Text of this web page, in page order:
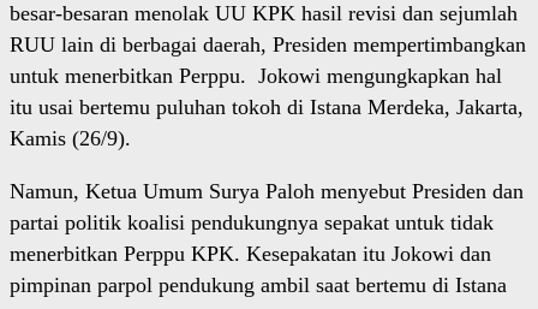
besar-besaran menolak UU KPK hasil revisi dan sejumlah
RUU lain di berbagai daerah, Presiden mempertimbangkan
untuk menerbitkan Perppu. Jokowi mengungkapkan hal
itu usai bertemu puluhan tokoh di Istana Merdeka, Jakarta,
Kamis (26/9).
Namun, Ketua Umum Surya Paloh menyebut Presiden dan
partai politik koalisi pendukungnya sepakat untuk tidak
menerbitkan Perppu KPK. Kesepakatan itu Jokowi dan
pimpinan parpol pendukung ambil saat bertemu di Istana